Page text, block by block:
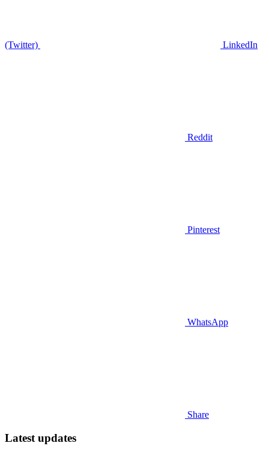
(Twitter) LinkedIn
Reddit
Pinterest
WhatsApp
Share
Latest updates